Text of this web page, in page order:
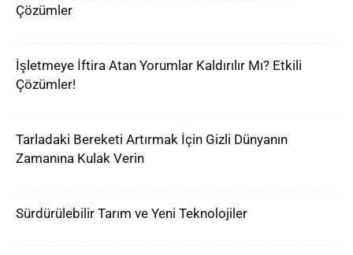
Çözümler
İşletmeye İftira Atan Yorumlar Kaldırılır Mı? Etkili
Çözümler!
Tarladaki Bereketi Artırmak İçin Gizli Dünyanın
Zamanına Kulak Verin
Sürdürülebilir Tarım ve Yeni Teknolojiler